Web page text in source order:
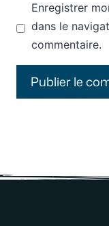
Enregistrer
dans le
commentaire.